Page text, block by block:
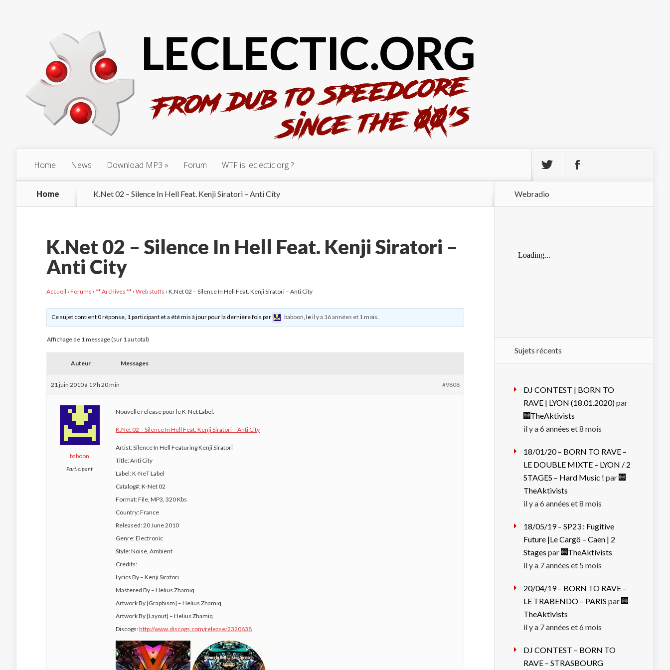
Home News Download MP3 Forum WTF is leclectic.org ?
Home K.Net 02 – Silence In Hell Feat. Kenji Siratori – Anti City
K.Net 02 – Silence In Hell Feat. Kenji Siratori –
Anti City
Accueil › Forums › ** Archives ** › Web stuffs › K.Net 02 – Silence In Hell Feat. Kenji Siratori – Anti City
Ce sujet contient 0 réponse, 1 participant et a été mis à jour pour la dernière fois par baboon, leil y a 16 années et 1 mois.
Affichage de 1 message (sur 1 au total)
Auteur Messages
21 juin 2010 à 19 h 20 min #9808
baboon
Participant
Nouvelle release pour le K-Net Label.
K.Net 02 – Silence In Hell Feat. Kenji Siratori – Anti City
Artist: Silence In Hell Featuring Kenji Siratori
Title: Anti City
Label: K-NeT Label
Catalog#: K-Net 02
Format: File, MP3, 320 Kbs
Country: France
Released: 20 June 2010
Genre: Electronic
Style: Noise, Ambient
Credits:
Lyrics By – Kenji Siratori
Mastered By – Helius Zhamiq
Artwork By [Graphism] – Helius Zhamiq
Artwork By [Layout] – Helius Zhamiq
Discogs:http://www.discogs.com/release/2320638
Webradio
Sujets récents
DJ CONTEST | BORN TO
RAVE | LYON (18.01.2020)par
TheAktivists
il y a 6 années et 8 mois
18/01/20 – BORN TO RAVE –
LE DOUBLE MIXTE – LYON / 2
STAGES – Hard Music ! par
TheAktivists
il y a 6 années et 8 mois
18/05/19 – SP23 : Fugitive
Future |Le Cargö – Caen | 2
Stages par
TheAktivists
il y a 7 années et 5 mois
20/04/19 – BORN TO RAVE –
LE TRABENDO – PARIS par
TheAktivists
il y a 7 années et 6 mois
DJ CONTEST – BORN TO
RAVE – STRASBOURG